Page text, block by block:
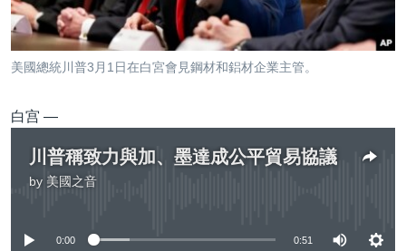
到
檢
索
國際
經貿
每日視頻新聞
VOA 60秒 (國際)
美國專訊
YOUTUBE頻道
音頻
時事經緯
新聞音頻
港人港心
國語
美國總統川普3月1日在白宮會見鋼材和鋁材企業主管。
白宫 —
川普稱致力與加、墨達成公平貿易協議
by 美國之音
0:00 0:51